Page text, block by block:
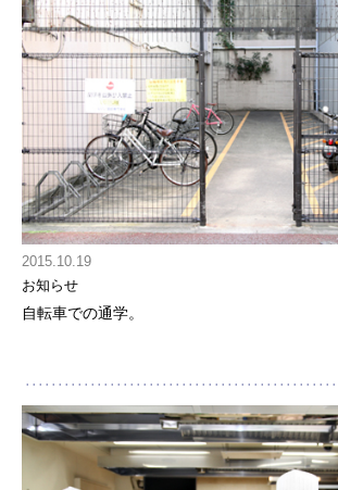
2015.10.19
お知らせ
自転車での通学。